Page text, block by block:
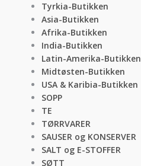
Tyrkia-Butikken
Asia-Butikken
Afrika-Butikken
India-Butikken
Latin-Amerika-Butikken
Midtøsten-Butikken
USA & Karibia-Butikken
SOPP
TE
TØRRVARER
SAUSER og KONSERVER
SALT og E-STOFFER
SØTT